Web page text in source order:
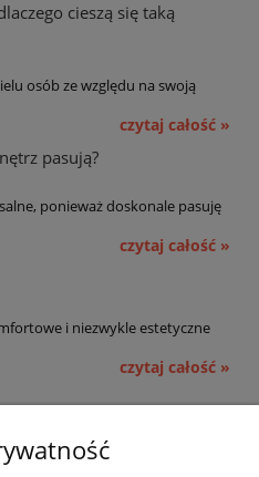
cieszą się taką
osób ze względu na swoją
czytaj całość »
pasują?
ponieważ doskonale pasuję
czytaj całość »
i niezwykle estetyczne
czytaj całość »